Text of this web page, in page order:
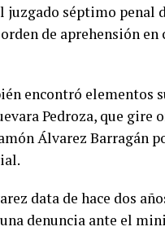
juzgado séptimo penal
de aprehensión en
encontró elementos
Pedroza, que gire
Álvarez Barragán
data de hace dos
denuncia ante el